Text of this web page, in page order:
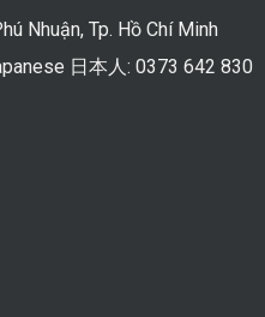
Nhuận, Tp. Hồ Chí Minh
日本人: 0373 642 830